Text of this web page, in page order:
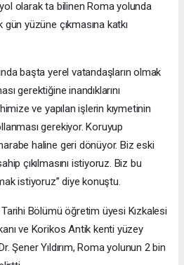
olarak ta bilinen Roma yolunda
yüzüne çıkmasına katkı
başta yerel vatandaşların olmak
gerektiğine inandıklarını
ve yapılan işlerin kıymetinin
gerekiyor. Koruyup
haline geri dönüyor. Biz eski
çıkılmasını istiyoruz. Biz bu
istiyoruz’’ diye konuştu.
Bölümü öğretim üyesi Kızkalesi
ve Korikos Antik kenti yüzey
Şener Yıldırım, Roma yolunun 2 bin